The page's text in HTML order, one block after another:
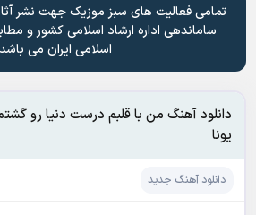
تمامی فعالیت های سبز موزیک جهت نشر
ساماندهی اداره ارشاد اسلامی کشور و
اسلامی ایران می باشد
دانلود آهنگ من با قلبم درست دنیا رو
یونا
دانلود آهنگ جدید